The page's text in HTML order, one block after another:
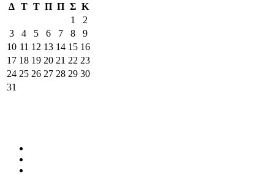
Δ Τ Τ Π Π Σ Κ
1
2
3
4 5 6 7 8
9
10 11 12 13 14 15 16
17 18 19 20 21 22 23
24 25 26 27 28 29 30
31